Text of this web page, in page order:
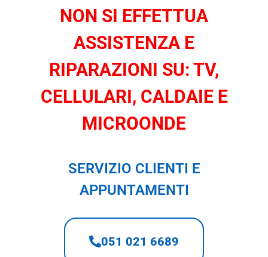
NON SI EFFETTUA
ASSISTENZA E
RIPARAZIONI SU: TV,
CELLULARI, CALDAIE E
MICROONDE
SERVIZIO CLIENTI E
APPUNTAMENTI
051 021 6689